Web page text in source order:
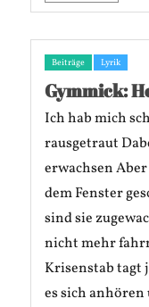
Beiträge Lyrik
Gymmick:
Ich hab mich
rausgetraut
erwachsen
dem Fenster
sind sie
nicht mehr
Krisenstab tagt
es sich anhören